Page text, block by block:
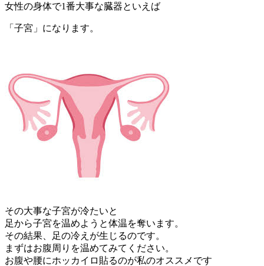
女性の身体で1番大事な臓器といえば
「子宮」になります。
その大事な子宮が冷たいと
足から子宮を温めようと体温を奪います。
その結果、足の冷えが生じるのです。
まずはお腹周りを温めてみてください。
お腹や腰にホッカイロ貼るのが私のオススメです